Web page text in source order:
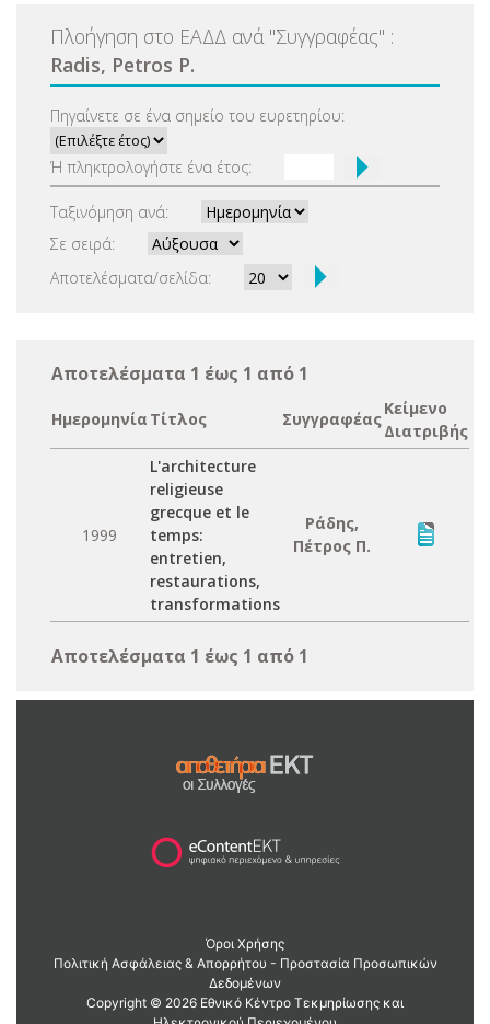
Πλοήγηση στο ΕΑΔΔ ανά "Συγγραφέας" :
Radis, Petros P.
Πηγαίνετε σε ένα σημείο του ευρετηρίου:
Ή πληκτρολογήστε ένα έτος:
Ταξινόμηση ανά:
Σε σειρά:
Αποτελέσματα/σελίδα:
Αποτελέσματα 1 έως 1 από 1
Ημερομηνία Τίτλος Συγγραφέας
Κείμενο
Διατριβής
1999
L'architecture
religieuse
grecque et le
temps:
entretien,
restaurations,
transformations
Ράδης,
Πέτρος Π.
Αποτελέσματα 1 έως 1 από 1